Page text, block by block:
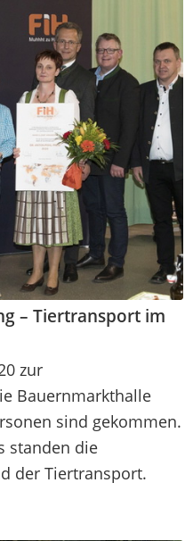
– Tiertransport im
zur
Bauernmarkthalle
sind gekommen.
standen die
der Tiertransport.